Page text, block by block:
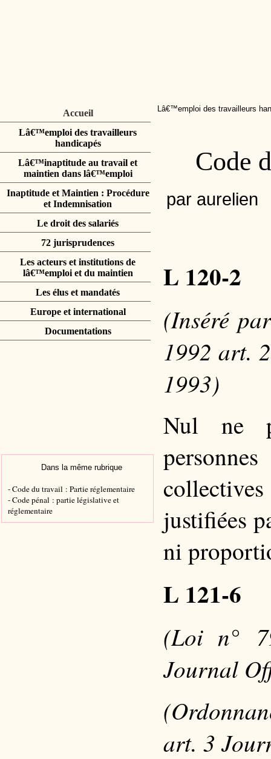
Accueil
Lâ€™emploi des travailleurs
handicapés
Lâ€™inaptitude au travail et
maintien dans lâ€™emploi
Inaptitude et Maintien : Procédure
et Indemnisation
Le droit des salariés
72 jurisprudences
Les acteurs et institutions de
lâ€™emploi et du maintien
Les élus et mandatés
Europe et international
Documentations
Lâ€™emploi des travailleurs
Code
par aurelien
L 120-2
(Inséré
1992 art.
1993)
Nul ne
justifiées
ni
L 121-6
(Loi n°
Journal
art. 3
Dans la même rubrique
- Code du travail : Partie réglementaire
- Code pénal : partie législative et
réglementaire